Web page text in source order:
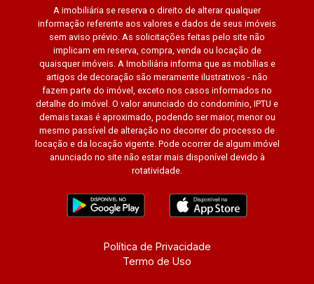
A imobiliária se reserva o direito de alterar qualquer
informação referente aos valores e dados de seus imóveis
sem aviso prévio. As solicitações feitas pelo site não
implicam em reserva, compra, venda ou locação de
quaisquer imóveis. A Imobiliária informa que as mobílias e
artigos de decoração são meramente ilustrativos - não
fazem parte do imóvel, exceto nos casos informados no
detalhe do imóvel. O valor anunciado do condomínio, IPTU e
demais taxas é aproximado, podendo ser maior, menor ou
mesmo passível de alteração no decorrer do processo de
locação e da locação vigente. Pode ocorrer de algum imóvel
anunciado no site não estar mais disponível devido à
rotatividade.
Política de Privacidade
Termo de Uso